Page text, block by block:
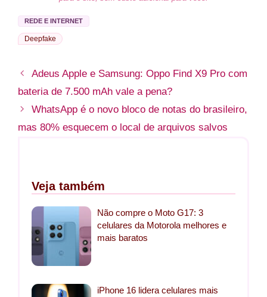
REDE E INTERNET
Deepfake
Adeus Apple e Samsung: Oppo Find X9 Pro com
bateria de 7.500 mAh vale a pena?
WhatsApp é o novo bloco de notas do brasileiro,
mas 80% esquecem o local de arquivos salvos
Veja também
Não compre o Moto G17: 3
celulares da Motorola melhores e
mais baratos
iPhone 16 lidera celulares mais